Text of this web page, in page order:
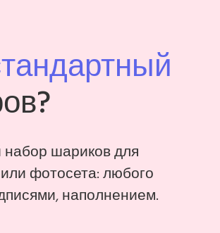
шариков для
фотосета: любого
наполнением.